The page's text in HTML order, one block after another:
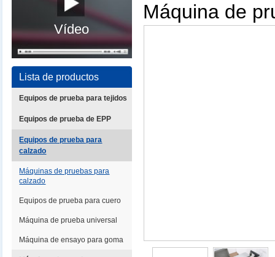
Vídeo
Lista de productos
Equipos de prueba para tejidos
Equipos de prueba de EPP
Equipos de prueba para
calzado
Máquinas de pruebas para
calzado
Equipos de prueba para cuero
Máquina de prueba universal
Máquina de ensayo para goma
Máquina de